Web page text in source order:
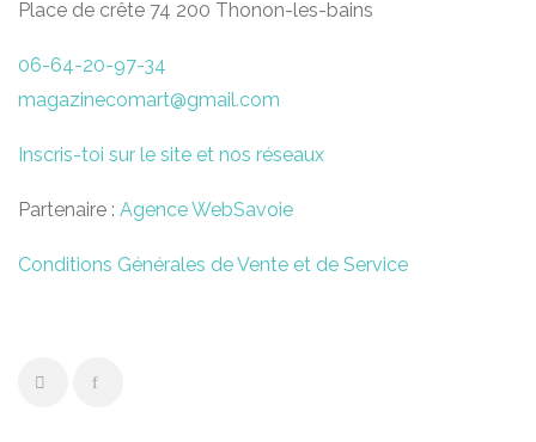
Place de crête 74 200 Thonon-les-bains
06-64-20-97-34
magazinecomart@gmail.com
Inscris-toi sur le site et nos réseaux
Partenaire : Agence WebSavoie
Conditions Générales de Vente et de Service